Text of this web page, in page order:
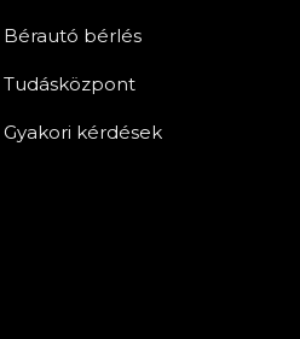
Bérautó bérlés
Tudásközpont
Gyakori kérdések